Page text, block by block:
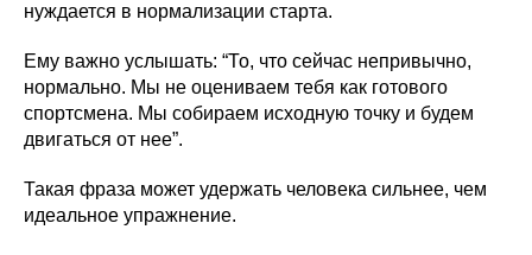
нуждается в нормализации старта.
Ему важно услышать: “То, что сейчас непривычно,
нормально. Мы не оцениваем тебя как готового
спортсмена. Мы собираем исходную точку и будем
двигаться от нее”.
Такая фраза может удержать человека сильнее, чем
идеальное упражнение.